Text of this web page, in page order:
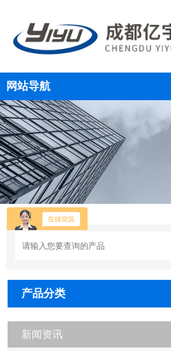
网站导航
产品分类
新闻资讯